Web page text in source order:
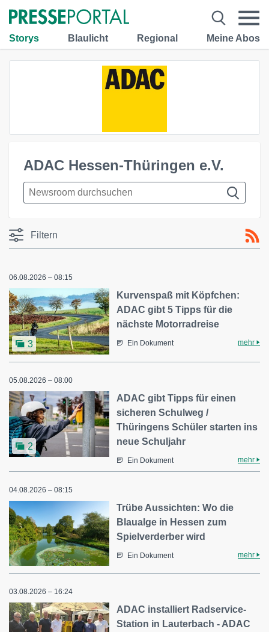
Storys Blaulicht Regional Meine Abos
ADAC Hessen-Thüringen e.V.
Filtern
06.08.2026 – 08:15
3
Kurvenspaß mit Köpfchen:
ADAC gibt 5 Tipps für die
nächste Motorradreise
Ein Dokument mehr
05.08.2026 – 08:00
2
ADAC gibt Tipps für einen
sicheren Schulweg /
Thüringens Schüler starten ins
neue Schuljahr
Ein Dokument mehr
04.08.2026 – 08:15
Trübe Aussichten: Wo die
Blaualge in Hessen zum
Spielverderber wird
Ein Dokument mehr
03.08.2026 – 16:24
ADAC installiert Radservice-
Station in Lauterbach - ADAC